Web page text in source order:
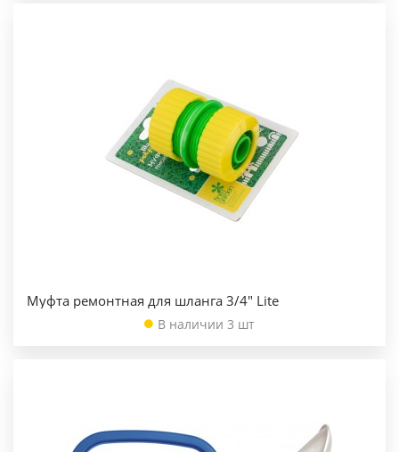
Муфта ремонтная для шланга 3/4" Lite
В наличии 3 шт